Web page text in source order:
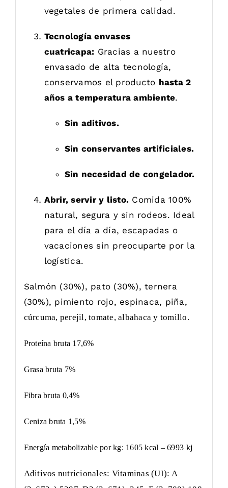
vegetales de primera calidad.
Tecnología envases
cuatricapa: Gracias a nuestro
envasado de alta tecnología,
conservamos el producto hasta 2
años a temperatura ambiente.
Sin aditivos.
Sin conservantes artificiales.
Sin necesidad de congelador.
Abrir, servir y listo. Comida 100%
natural, segura y sin rodeos. Ideal
para el día a día, escapadas o
vacaciones sin preocuparte por la
logística.
Salmón (30%), pato (30%), ternera
(30%), pimiento rojo, espinaca, piña,
cúrcuma, perejil, tomate, albahaca y tomillo.
Proteína bruta 17,6%
Grasa bruta 7%
Fibra bruta 0,4%
Ceniza bruta 1,5%
Energía metabolizable por kg: 1605 kcal – 6993 kj
Aditivos nutricionales: Vitaminas (UI): A